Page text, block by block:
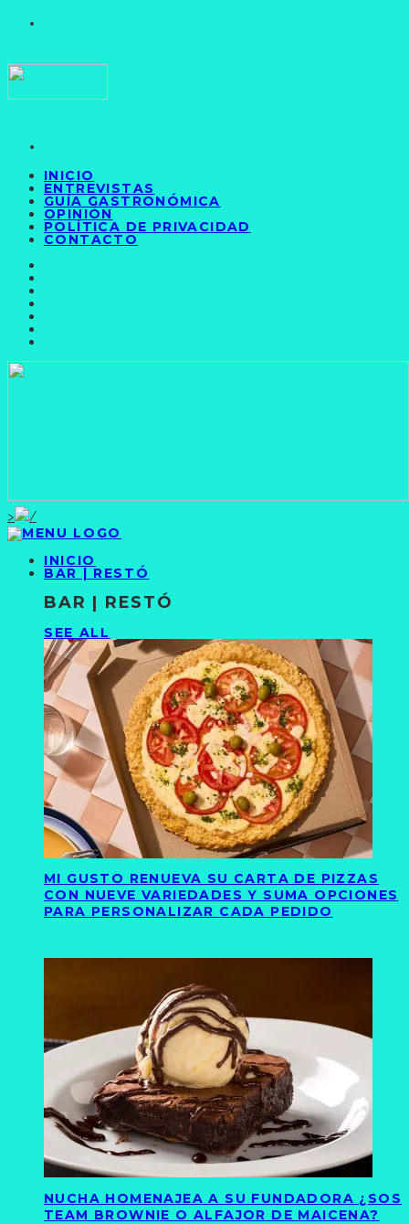
INICIO
ENTREVISTAS
GUÍA GASTRONÓMICA
OPINIÓN
POLÍTICA DE PRIVACIDAD
CONTACTO
>
INICIO
BAR | RESTÓ
BAR | RESTÓ
SEE ALL
MI GUSTO RENUEVA SU CARTA DE PIZZAS
CON NUEVE VARIEDADES Y SUMA OPCIONES
PARA PERSONALIZAR CADA PEDIDO
NUCHA HOMENAJEA A SU FUNDADORA ¿SOS
TEAM BROWNIE O ALFAJOR DE MAICENA?